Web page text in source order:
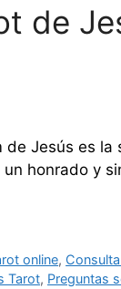
de
de Jesús es la
honrado y
online,
Tarot, Preguntas